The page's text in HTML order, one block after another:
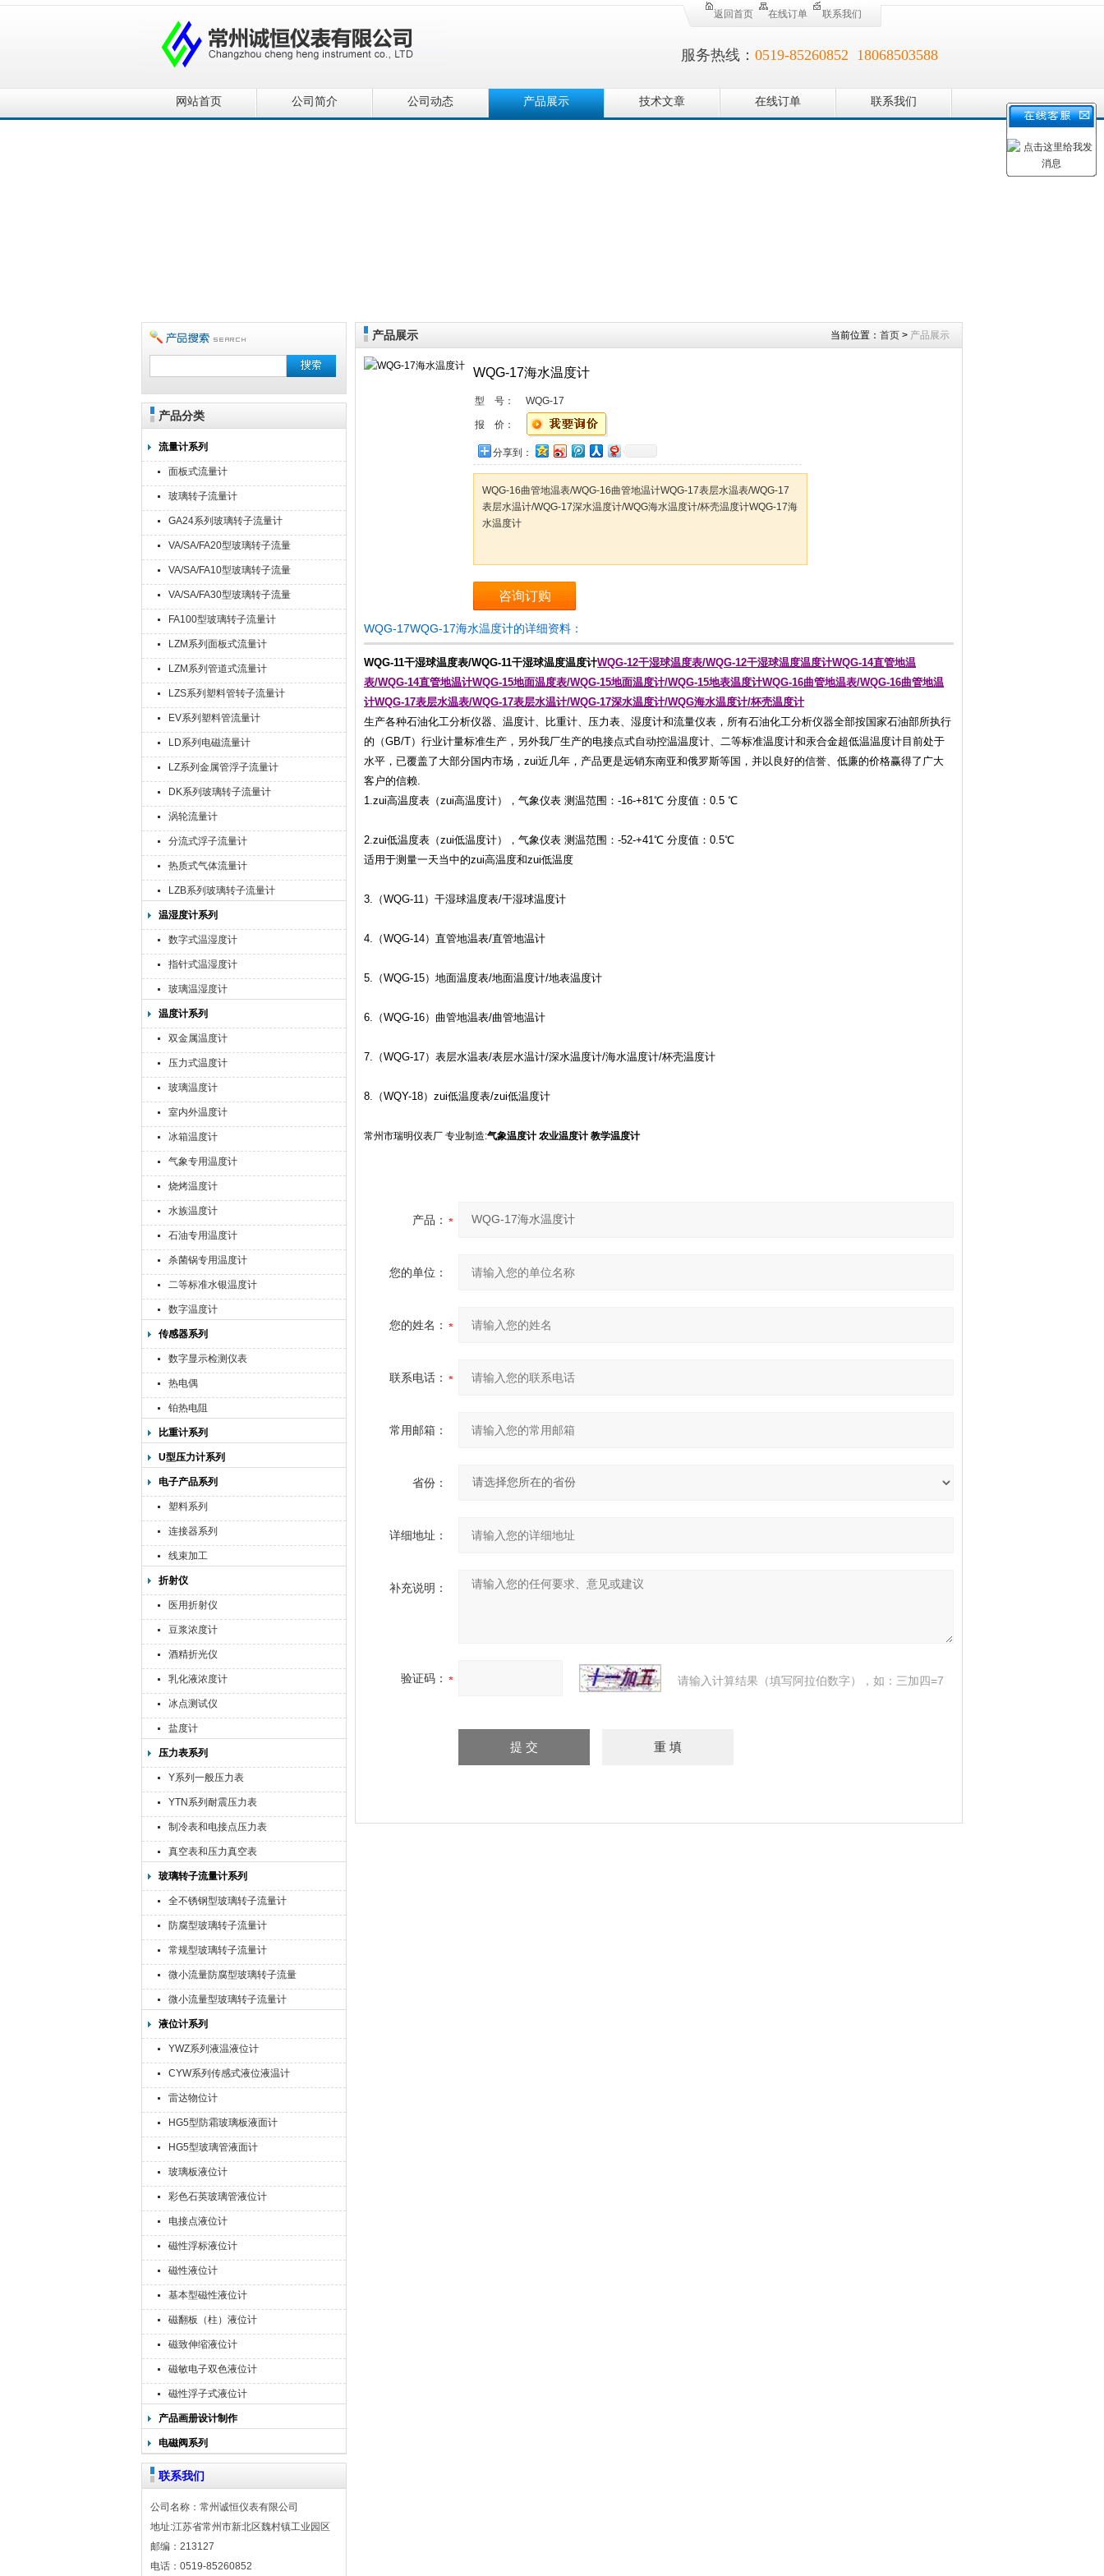
返回首页 在线订单 联系我们
服务热线： 0519-85260852 18068503588
网站首页 公司简介 公司动态 产品展示 技术文章 在线订单 联系我们
产品分类
流量计系列
面板式流量计
玻璃转子流量计
GA24系列玻璃转子流量计
VA/SA/FA20型玻璃转子流量
计
VA/SA/FA10型玻璃转子流量
计
VA/SA/FA30型玻璃转子流量
计
FA100型玻璃转子流量计
LZM系列面板式流量计
LZM系列管道式流量计
LZS系列塑料管转子流量计
EV系列塑料管流量计
LD系列电磁流量计
LZ系列金属管浮子流量计
DK系列玻璃转子流量计
涡轮流量计
分流式浮子流量计
热质式气体流量计
LZB系列玻璃转子流量计
温湿度计系列
数字式温湿度计
指针式温湿度计
玻璃温湿度计
温度计系列
双金属温度计
压力式温度计
玻璃温度计
室内外温度计
冰箱温度计
气象专用温度计
烧烤温度计
水族温度计
石油专用温度计
杀菌锅专用温度计
二等标准水银温度计
数字温度计
传感器系列
数字显示检测仪表
热电偶
铂热电阻
比重计系列
U型压力计系列
电子产品系列
塑料系列
连接器系列
线束加工
折射仪
医用折射仪
豆浆浓度计
酒精折光仪
乳化液浓度计
冰点测试仪
盐度计
压力表系列
Y系列一般压力表
YTN系列耐震压力表
制冷表和电接点压力表
真空表和压力真空表
玻璃转子流量计系列
全不锈钢型玻璃转子流量计
防腐型玻璃转子流量计
常规型玻璃转子流量计
微小流量防腐型玻璃转子流量
计
微小流量型玻璃转子流量计
液位计系列
YWZ系列液温液位计
CYW系列传感式液位液温计
雷达物位计
HG5型防霜玻璃板液面计
HG5型玻璃管液面计
玻璃板液位计
彩色石英玻璃管液位计
电接点液位计
磁性浮标液位计
磁性液位计
基本型磁性液位计
磁翻板（柱）液位计
磁致伸缩液位计
磁敏电子双色液位计
磁性浮子式液位计
产品画册设计制作
电磁阀系列
联系我们
公司名称：常州诚恒仪表有限公司
地址:江苏省常州市新北区魏村镇工业园区
邮编：213127
电话：0519-85260852
产品展示 当前位置： 首页 > 产品展示
WQG-17海水温度计
型 号： WQG-17
报 价：
分享到：
WQG-16曲管地温表/WQG-16曲管地温计WQG-17表层水温表/WQG-17
表层水温计/WQG-17深水温度计/WQG海水温度计/杯壳温度计WQG-17海
水温度计
咨询订购
WQG-17WQG-17海水温度计的详细资料：
WQG-11干湿球温度表/WQG-11干湿球温度温度计WQG-12干湿球温度表/WQG-12干湿球温度温度计WQG-14直管地温
表/WQG-14直管地温计WQG-15地面温度表/WQG-15地面温度计/WQG-15地表温度计WQG-16曲管地温表/WQG-16曲管地温
计WQG-17表层水温表/WQG-17表层水温计/WQG-17深水温度计/WQG海水温度计/杯壳温度计
生产各种石油化工分析仪器、温度计、比重计、压力表、湿度计和流量仪表，所有石油化工分析仪器全部按国家石油部所执行
的（GB/T）行业计量标准生产，另外我厂生产的电接点式自动控温温度计、二等标准温度计和汞合金超低温温度计目前处于
水平，已覆盖了大部分国内市场，zui近几年，产品更是远销东南亚和俄罗斯等国，并以良好的信誉、低廉的价格赢得了广大
客户的信赖.
1.zui高温度表（zui高温度计），气象仪表 测温范围：-16-+81℃ 分度值：0.5 ℃
2.zui低温度表（zui低温度计），气象仪表 测温范围：-52-+41℃ 分度值：0.5℃
适用于测量一天当中的zui高温度和zui低温度
3.（WQG-11）干湿球温度表/干湿球温度计
4.（WQG-14）直管地温表/直管地温计
5.（WQG-15）地面温度表/地面温度计/地表温度计
6.（WQG-16）曲管地温表/曲管地温计
7.（WQG-17）表层水温表/表层水温计/深水温度计/海水温度计/杯壳温度计
8.（WQY-18）zui低温度表/zui低温度计
常州市瑞明仪表厂 专业制造:气象温度计 农业温度计 教学温度计
产品：
您的单位：
您的姓名：
联系电话：
常用邮箱：
省份：
详细地址：
补充说明：
验证码： 请输入计算结果（填写阿拉伯数字），如：三加四=7